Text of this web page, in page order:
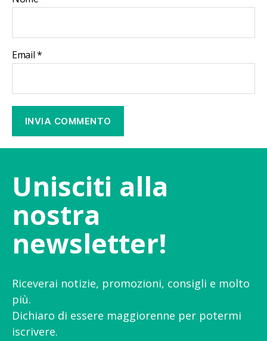
Email*
Unisciti alla
nostra
newsletter!
Riceverai notizie, promozioni, consigli e molto
più.
Dichiaro di essere maggiorenne per potermi
iscrivere.